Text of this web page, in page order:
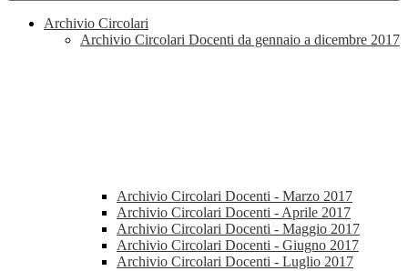
Archivio Circolari
Archivio Circolari Docenti da gennaio a dicembre 2017
Archivio Circolari Docenti - Marzo 2017
Archivio Circolari Docenti - Aprile 2017
Archivio Circolari Docenti - Maggio 2017
Archivio Circolari Docenti - Giugno 2017
Archivio Circolari Docenti - Luglio 2017